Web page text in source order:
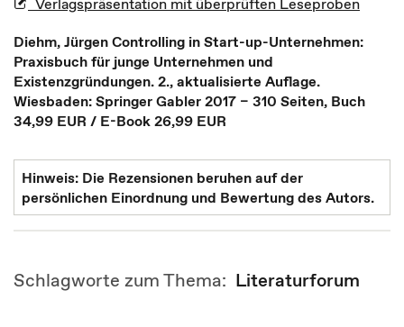
Diehm, Jürgen Controlling in Start-up-Unternehmen:
Praxisbuch für junge Unternehmen und
Existenzgründungen. 2., aktualisierte Auflage.
Wiesbaden: Springer Gabler 2017 – 310 Seiten, Buch
34,99 EUR / E-Book 26,99 EUR
Hinweis: Die Rezensionen beruhen auf der
persönlichen Einordnung und Bewertung des Autors.
Schlagworte zum Thema: Literaturforum